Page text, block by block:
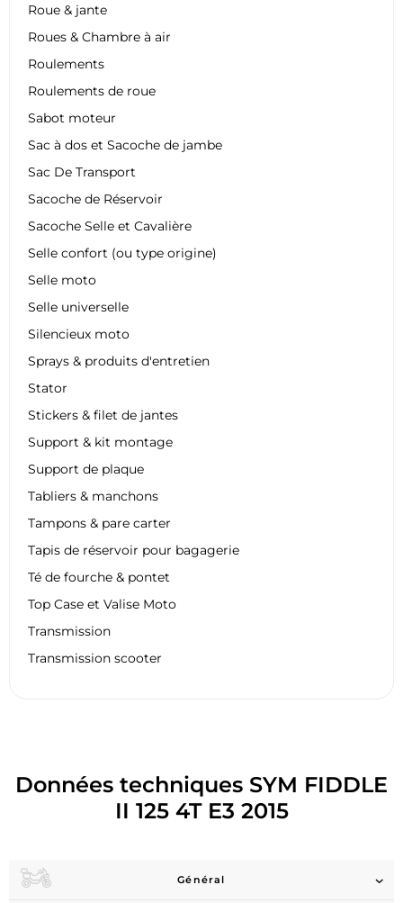
Roue & jante
Roues & Chambre à air
Roulements
Roulements de roue
Sabot moteur
Sac à dos et Sacoche de jambe
Sac De Transport
Sacoche de Réservoir
Sacoche Selle et Cavalière
Selle confort (ou type origine)
Selle moto
Selle universelle
Silencieux moto
Sprays & produits d'entretien
Stator
Stickers & filet de jantes
Support & kit montage
Support de plaque
Tabliers & manchons
Tampons & pare carter
Tapis de réservoir pour bagagerie
Té de fourche & pontet
Top Case et Valise Moto
Transmission
Transmission scooter
Données techniques SYM FIDDLE
II 125 4T E3 2015
Général